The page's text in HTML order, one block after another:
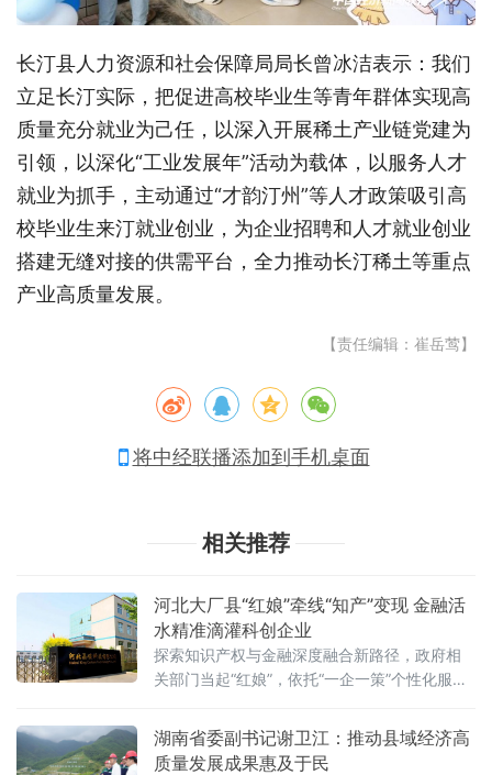
长汀县人力资源和社会保障局局长曾冰洁表示： 我们
立足长汀实际，把促进高校毕业生等青年群体实现高
质量充分就业为己任，以深入开展稀土产业链党建为
引领，以深化“工业发展年”活动为载体，以服务人才
就业为抓手，主动通过“才韵汀州”等人才政策吸引高
校毕业生来汀就业创业，为企业招聘和人才就业创业
搭建无缝对接的供需平台，全力推动长汀稀土等重点
产业高质量发展。
【责任编辑：崔岳莺】
将中经联播添加到手机桌面
相关推荐
河北大厂县“红娘”牵线“知产”变现 金融活
水精准滴灌科创企业
探索知识产权与金融深度融合新路径，政府相
关部门当起“红娘”，依托“一企一策”个性化服
产”，为县域经济发展注入金融活水。
湖南省委副书记谢卫江：推动县域经济高
质量发展成果惠及于民